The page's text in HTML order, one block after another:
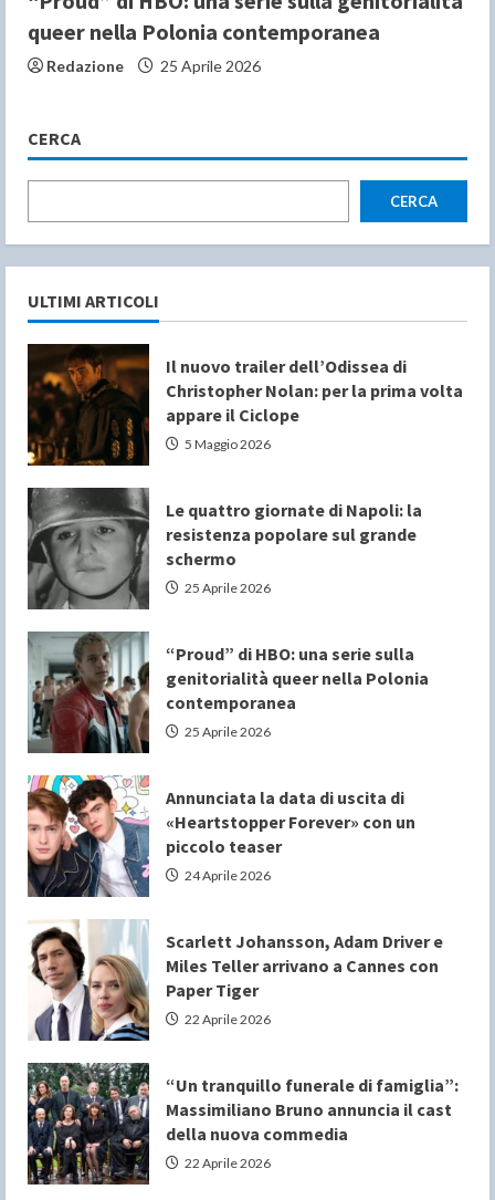
queer nella Polonia contemporanea
Redazione 25 Aprile 2026
CERCA
CERCA
ULTIMI ARTICOLI
Il nuovo trailer dell’Odissea di
Christopher Nolan: per la prima volta
appare il Ciclope
5 Maggio 2026
Le quattro giornate di Napoli: la
resistenza popolare sul grande
schermo
25 Aprile 2026
“Proud” di HBO: una serie sulla
genitorialità queer nella Polonia
contemporanea
25 Aprile 2026
Annunciata la data di uscita di
«Heartstopper Forever» con un
piccolo teaser
24 Aprile 2026
Scarlett Johansson, Adam Driver e
Miles Teller arrivano a Cannes con
Paper Tiger
22 Aprile 2026
“Un tranquillo funerale di famiglia”:
Massimiliano Bruno annuncia il cast
della nuova commedia
22 Aprile 2026